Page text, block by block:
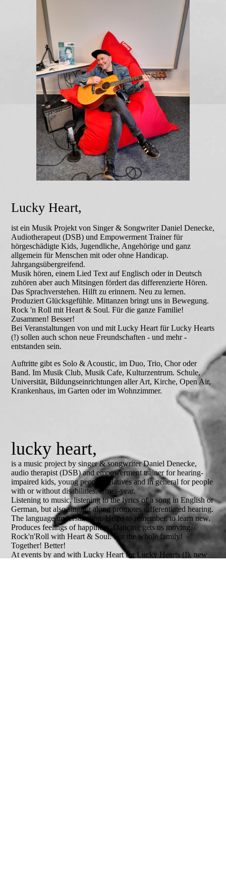
Lucky Heart,
ist ein Musik Projekt von Singer & Songwriter Daniel Denecke,
Audiotherapeut (DSB) und Empowerment Trainer für
hörgeschädigte Kids, Jugendliche, Angehörige und ganz
allgemein für Menschen mit oder ohne Handicap.
Jahrgangsübergreifend.
Musik hören, einem Lied Text auf Englisch oder in Deutsch
zuhören aber auch Mitsingen fördert das differenzierte Hören.
Das Sprachverstehen. Hilft zu erinnern. Neu zu lernen.
Produziert Glücksgefühle. Mittanzen bringt uns in Bewegung.
Rock 'n Roll mit Heart & Soul. Für die ganze Familie!
Zusammen! Besser!
Bei Veranstaltungen von und mit Lucky Heart für Lucky Hearts
(!) sollen auch schon neue Freundschaften - und mehr -
entstanden sein.
Auftritte gibt es Solo & Acoustic, im Duo, Trio, Chor oder
Band. Im Musik Club, Musik Cafe, Kulturzentrum. Schule,
Universität, Bildungseinrichtungen aller Art, Kirche, Open Air,
Krankenhaus, im Garten oder im Wohnzimmer.
lucky heart,
is a music project by singer & songwriter Daniel Denecke,
audio therapist (DSB) and empowerment trainer for hearing-
impaired kids, young people, relatives and in general for people
with or without disabilities. Cross-year.
Listening to music, listening to the lyrics of a song in English or
German, but also singing along promotes differentiated hearing.
The language understanding. Helps to remember. to learn new.
Produces feelings of happiness. Dancing gets us moving.
Rock'n'Roll with Heart & Soul. For the whole family!
Together! Better!
At events by and with Lucky Heart for Lucky Hearts (!), new